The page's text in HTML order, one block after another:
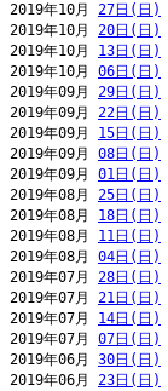
2019年10月 27日(日)
2019年10月 20日(日)
2019年10月 13日(日)
2019年10月 06日(日)
2019年09月 29日(日)
2019年09月 22日(日)
2019年09月 15日(日)
2019年09月 08日(日)
2019年09月 01日(日)
2019年08月 25日(日)
2019年08月 18日(日)
2019年08月 11日(日)
2019年08月 04日(日)
2019年07月 28日(日)
2019年07月 21日(日)
2019年07月 14日(日)
2019年07月 07日(日)
2019年06月 30日(日)
2019年06月 23日(日)